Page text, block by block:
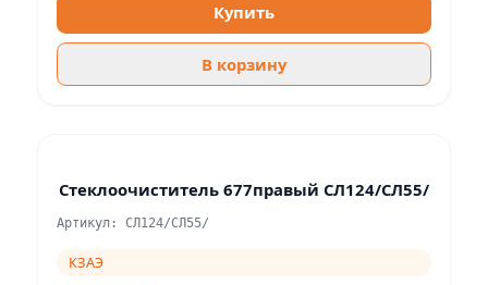
Купить
В корзину
Стеклоочиститель 677правый СЛ124/СЛ55/
Артикул: СЛ124/СЛ55/
КЗАЭ